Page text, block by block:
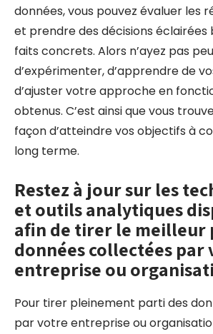
données, vous pouvez évaluer les
et prendre des décisions éclairées
faits concrets. Alors n’ayez pas
d’expérimenter, d’apprendre de
d’ajuster votre approche en
obtenus. C’est ainsi que vous
façon d’atteindre vos objectifs à
long terme.
Restez à jour sur les
et outils analytiques
afin de tirer le meilleur
données collectées par
entreprise ou
Pour tirer pleinement parti des
par votre entreprise ou